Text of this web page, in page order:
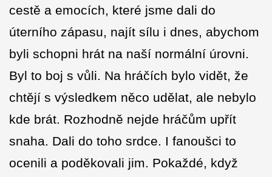
cestě a emocích, které jsme dali do
úterního zápasu, najít sílu i dnes, abychom
byli schopni hrát na naší normální úrovni.
Byl to boj s vůli. Na hráčích bylo vidět, že
chtějí s výsledkem něco udělat, ale nebylo
kde brát. Rozhodně nejde hráčům upřít
snaha. Dali do toho srdce. I fanoušci to
ocenili a poděkovali jim. Pokaždé, když